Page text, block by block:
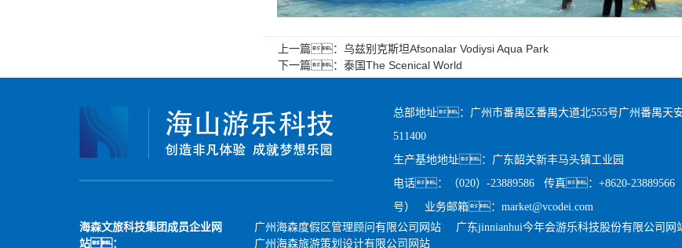
上一篇：乌兹别克斯坦Afsonalar Vodiysi Aqua Park
下一篇：泰国The Scenical World
总部地址：广州市番禺区番禺大道北555号广州番禺天
511400
生产基地地址：广东韶关新丰马头镇工业园
电话：（020）-23889586 传真：+8620-23889566
号） 业务邮箱：market@vcodei.com
海森文旅科技集团成员企业网
站：
广州海森度假区管理顾问有限公司网站 广东jinnianhui今年会游乐科技股份有限公司网
广州海森旅游策划设计有限公司网站